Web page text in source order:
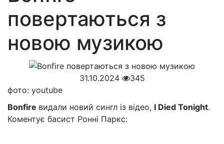
повертаються з
новою музикою
31.10.2024
345
фото: youtube
Bonfire видали новий сингл із відео, I Died Tonight.
Коментує басист Ронні Паркс: